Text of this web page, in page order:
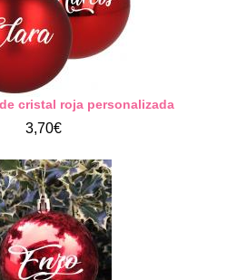
cristal roja personalizada
3,70€